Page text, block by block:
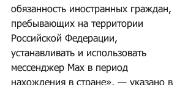
обязанность иностранных граждан,
пребывающих на территории
Российской Федерации,
устанавливать и использовать
мессенджер Мax в период